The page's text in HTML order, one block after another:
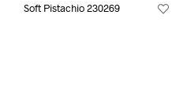
Soft Pistachio 230269